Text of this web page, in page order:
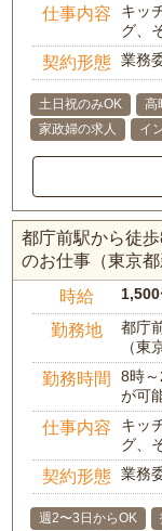
仕事内容
キッ
グ、
契約形態 業務
土日祝のみOK 高
家政婦の求人
イ
都庁前駅から徒
のお仕事（東京都
時給
勤務地
都庁
（東
勤務時間
8時
が可
仕事内容
キッ
グ、
契約形態 業務
週2〜3日からOK